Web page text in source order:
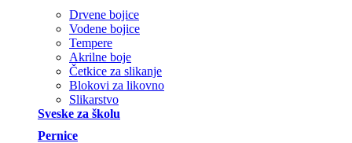
Drvene bojice
Vodene bojice
Tempere
Akrilne boje
Četkice za slikanje
Blokovi za likovno
Slikarstvo
Sveske za školu
Pernice